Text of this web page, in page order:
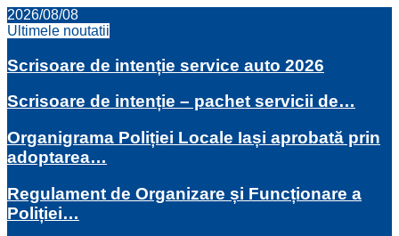
2026/08/08
Ultimele noutatii
Scrisoare de intenție service auto 2026
Scrisoare de intenție – pachet servicii de…
Organigrama Poliției Locale Iași aprobată prin
adoptarea…
Regulament de Organizare și Funcționare a
Poliției…